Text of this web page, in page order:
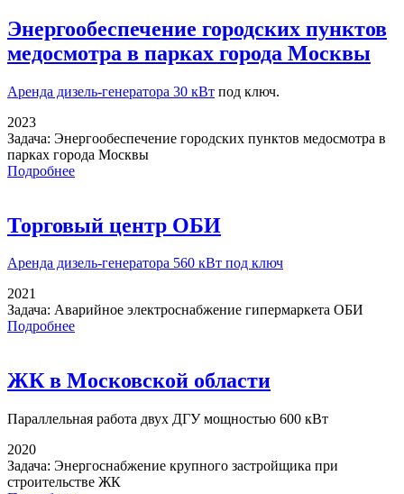
Энергообеспечение городских пунктов
медосмотра в парках города Москвы
Аренда дизель-генератора 30 кВт под ключ.
2023
Задача: Энергообеспечение городских пунктов медосмотра в
парках города Москвы
Подробнее
Торговый центр ОБИ
Аренда дизель-генератора 560 кВт под ключ
2021
Задача: Аварийное электроснабжение гипермаркета ОБИ
Подробнее
ЖК в Московской области
Параллельная работа двух ДГУ мощностью 600 кВт
2020
Задача: Энергоснабжение крупного застройщика при
строительстве ЖК